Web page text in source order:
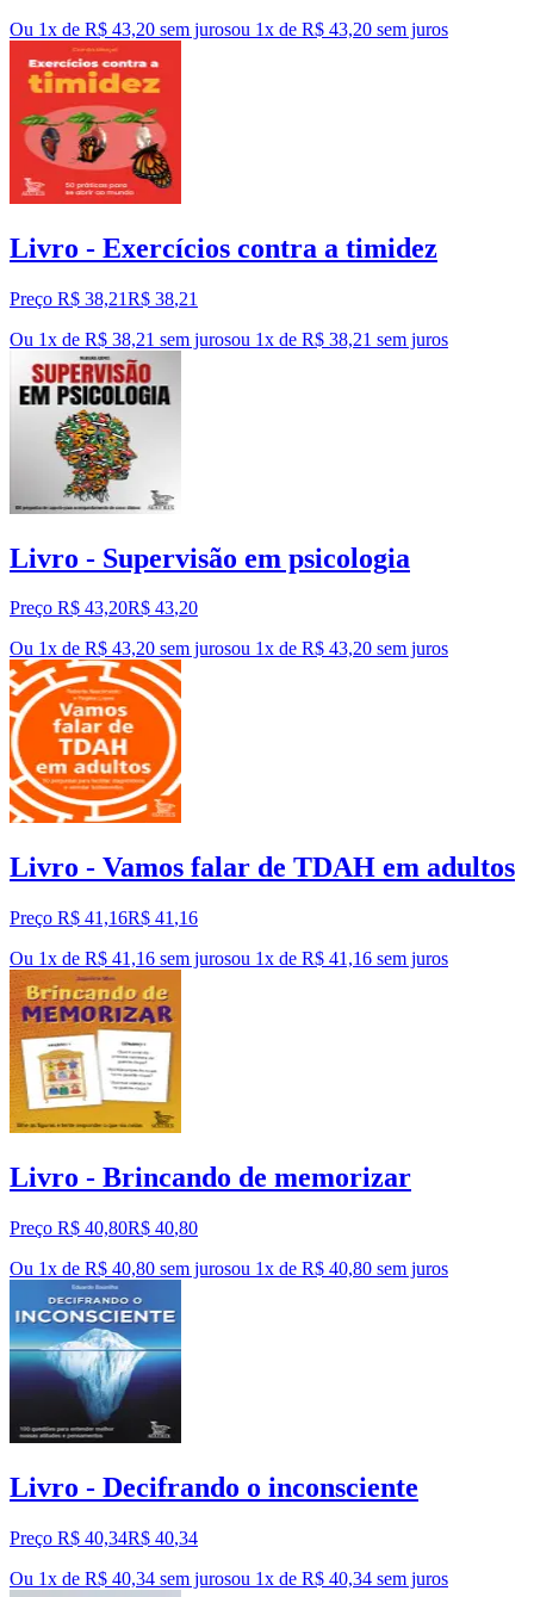
Ou 1x de R$ 43,20 sem jurosou 1x de R$ 43,20 sem juros
Livro - Exercícios contra a timidez
Preço R$ 38,21R$ 38,21
Ou 1x de R$ 38,21 sem jurosou 1x de R$ 38,21 sem juros
Livro - Supervisão em psicologia
Preço R$ 43,20R$ 43,20
Ou 1x de R$ 43,20 sem jurosou 1x de R$ 43,20 sem juros
Livro - Vamos falar de TDAH em adultos
Preço R$ 41,16R$ 41 ,16
Ou 1x de R$ 41,16 sem jurosou 1x de R$ 41,16 sem juros
Livro - Brincando de memorizar
Preço R$ 40,80R$ 40,80
Ou 1x de R$ 40,80 sem jurosou 1x de R$ 40,80 sem juros
Livro - Decifrando o inconsciente
Preço R$ 40,34R$ 40,34
Ou 1x de R$ 40,34 sem jurosou 1x de R$ 40,34 sem juros